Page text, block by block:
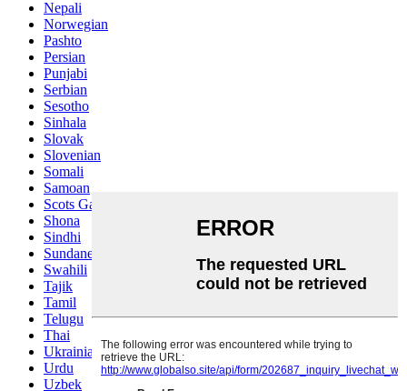
Nepali
Norwegian
Pashto
Persian
Punjabi
Serbian
Sesotho
Sinhala
Slovak
Slovenian
Somali
Samoan
Scots Gaelic
Shona
Sindhi
Sundanese
Swahili
Tajik
Tamil
Telugu
Thai
Ukrainian
Urdu
Uzbek